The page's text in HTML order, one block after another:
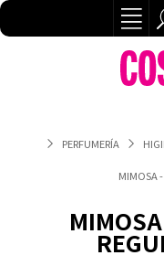
PERFUMERÍA
MIMOSA -